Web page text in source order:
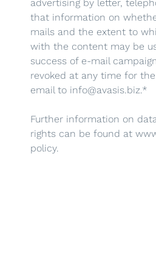
advertising by letter,
that information on
mails and the extent to
with the content may be
success of e-mail
revoked at any time for
email to info@avasis.biz.*
Further information on
rights can be found at
policy.